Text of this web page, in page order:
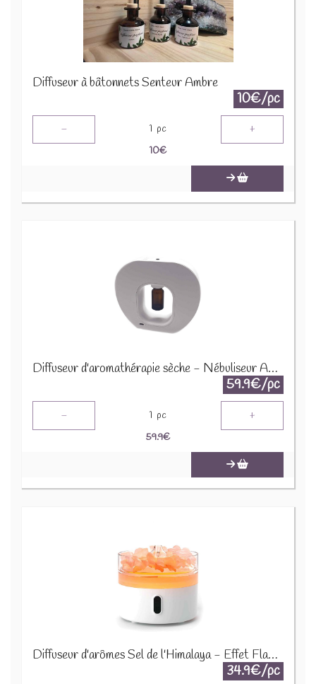
Diffuseur à bâtonnets Senteur Ambre
10€/pc
- 1 pc +
10€
Diffuseur d'aromathérapie sèche - Nébuliseur AATOM-28
59.9€/pc
- 1 pc +
59.9€
Diffuseur d'arômes Sel de l'Himalaya - Effet Flamme AATOM-27
34.9€/pc